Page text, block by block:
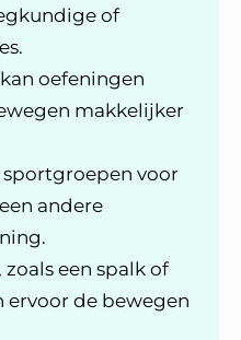
of
oefeningen
makkelijker
sportgroepen voor
andere
een spalk of
ervoor de bewegen